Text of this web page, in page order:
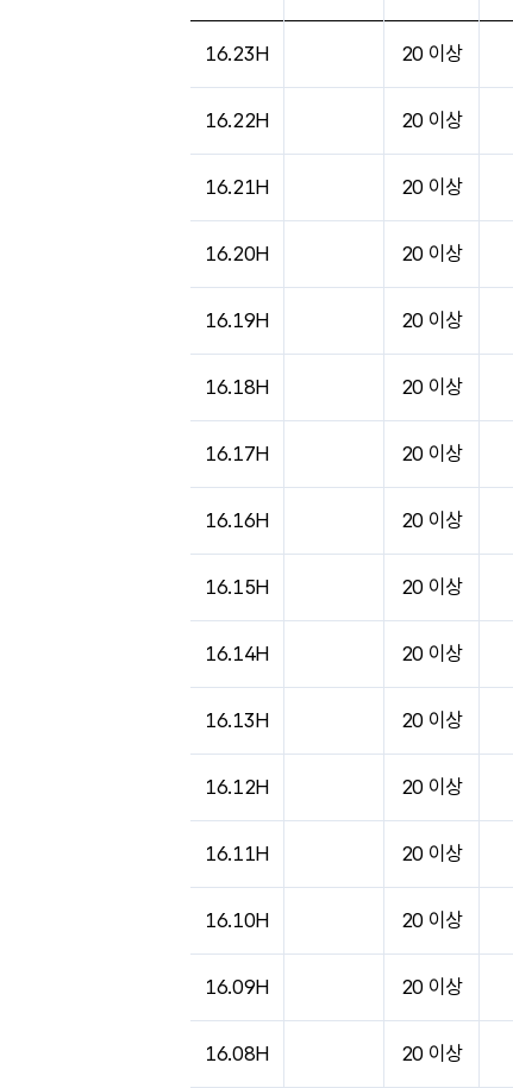
16.23H 20 이상
16.22H 20 이상
16.21H 20 이상
16.20H 20 이상
16.19H 20 이상
16.18H 20 이상
16.17H 20 이상
16.16H 20 이상
16.15H 20 이상
16.14H 20 이상
16.13H 20 이상
16.12H 20 이상
16.11H 20 이상
16.10H 20 이상
16.09H 20 이상
16.08H 20 이상